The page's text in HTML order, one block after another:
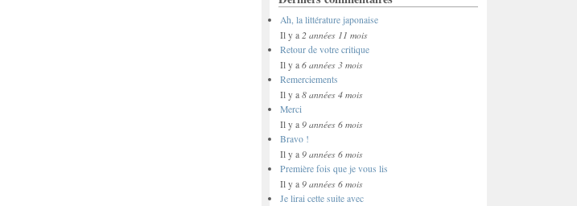
Ah, la littérature japonaise
Il y a 2 années 11 mois
Retour de votre critique
Il y a 6 années 3 mois
Remerciements
Il y a 8 années 4 mois
Merci
Il y a 9 années 6 mois
Bravo !
Il y a 9 années 6 mois
Première fois que je vous lis
Il y a 9 années 6 mois
Je lirai cette suite avec